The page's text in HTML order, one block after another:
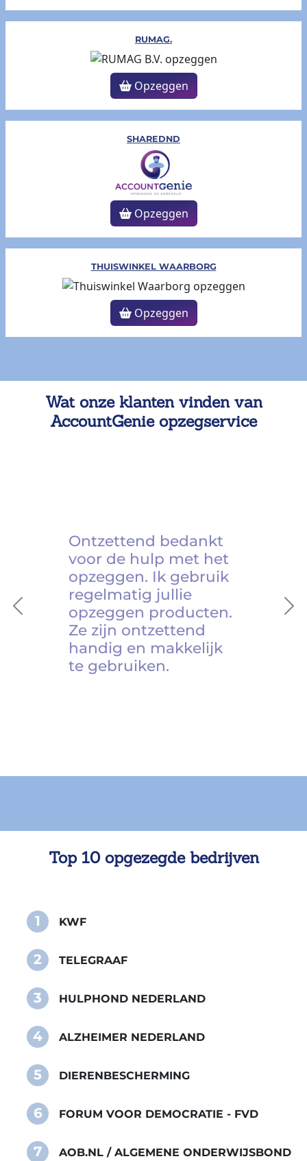
RUMAG.
Opzeggen
SHAREDND
Opzeggen
THUISWINKEL WAARBORG
Opzeggen
Wat onze klanten vinden van
AccountGenie opzegservice
Previous
Ontzettend bedankt
voor de hulp met het
opzeggen. Ik gebruik
regelmatig jullie
opzeggen producten.
Ze zijn ontzettend
handig en makkelijk
te gebruiken.
Top 10 opgezegde bedrijven
1 KWF
2 TELEGRAAF
3 HULPHOND NEDERLAND
4 ALZHEIMER NEDERLAND
5 DIERENBESCHERMING
6 FORUM VOOR DEMOCRATIE - FVD
7 AOB.NL / ALGEMENE ONDERWIJSBOND